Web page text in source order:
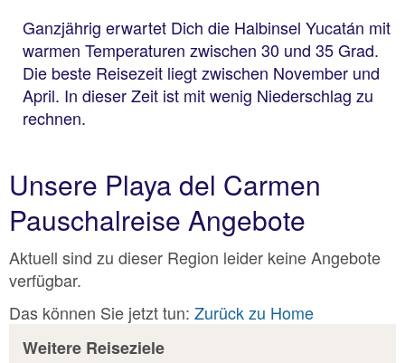
Ganzjährig erwartet Dich die Halbinsel Yucatán mit
warmen Temperaturen zwischen 30 und 35 Grad.
Die beste Reisezeit liegt zwischen November und
April. In dieser Zeit ist mit wenig Niederschlag zu
rechnen.
Unsere Playa del Carmen
Pauschalreise Angebote
Aktuell sind zu dieser Region leider keine Angebote
verfügbar.
Das können Sie jetzt tun: Zurück zu Home
Weitere Reiseziele